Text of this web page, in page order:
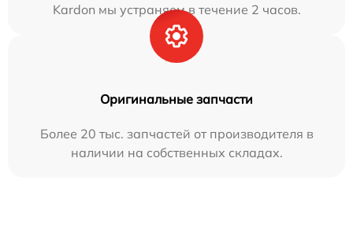
Kardon мы устраняем в течение 2 часов.
Оригинальные запчасти
Более 20 тыс. запчастей от производителя в
наличии на собственных складах.